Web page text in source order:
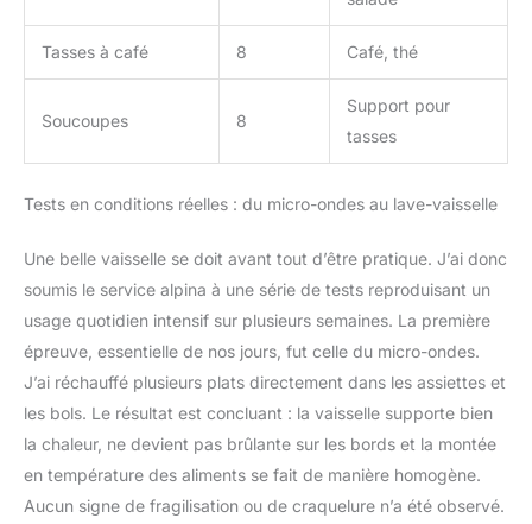
Tasses à café 8 Café, thé
Soucoupes 8
Support pour
tasses
Tests en conditions réelles : du micro-ondes au lave-vaisselle
Une belle vaisselle se doit avant tout d’être pratique. J’ai donc
soumis le service alpina à une série de tests reproduisant un
usage quotidien intensif sur plusieurs semaines. La première
épreuve, essentielle de nos jours, fut celle du micro-ondes.
J’ai réchauffé plusieurs plats directement dans les assiettes et
les bols. Le résultat est concluant : la vaisselle supporte bien
la chaleur, ne devient pas brûlante sur les bords et la montée
en température des aliments se fait de manière homogène.
Aucun signe de fragilisation ou de craquelure n’a été observé.